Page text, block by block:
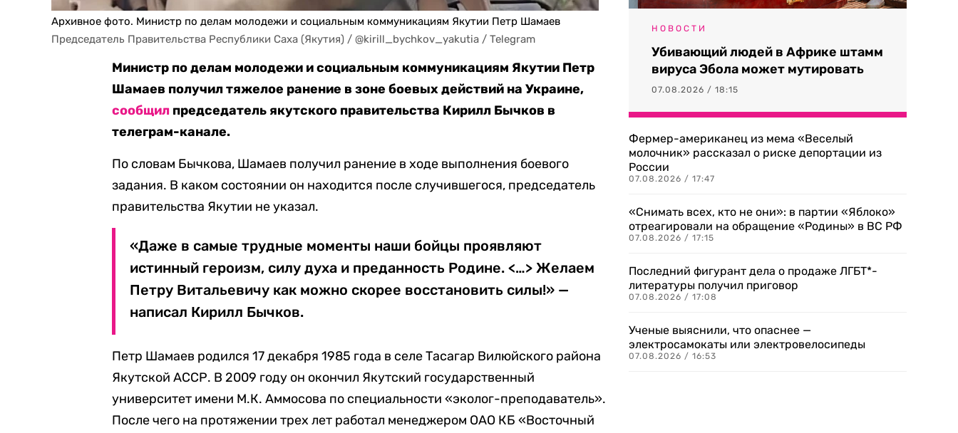
Архивное фото. Министр по делам молодежи и социальным коммуникациям Якутии Петр Шамаев
Председатель Правительства Республики Саха (Якутия) / @kirill_bychkov_yakutia / Telegram
Министр по делам молодежи и социальным коммуникациям Якутии Петр
Шамаев получил тяжелое ранение в зоне боевых действий на Украине,
сообщил председатель якутского правительства Кирилл Бычков в
телеграм-канале.
По словам Бычкова, Шамаев получил ранение в ходе выполнения боевого
задания. В каком состоянии он находится после случившегося, председатель
правительства Якутии не указал.
«Даже в самые трудные моменты наши бойцы проявляют
истинный героизм, силу духа и преданность Родине. <…> Желаем
Петру Витальевичу как можно скорее восстановить силы!» —
написал Кирилл Бычков.
Петр Шамаев родился 17 декабря 1985 года в селе Тасагар Вилюйского района
Якутской АССР. В 2009 году он окончил Якутский государственный
университет имени М.К. Аммосова по специальности «эколог-преподаватель».
После чего на протяжении трех лет работал менеджером ОАО КБ «Восточный
НОВОСТИ
Убивающий людей в Африке штамм
вируса Эбола может мутировать
07.08.2026 / 18:15
Фермер-американец из мема «Веселый
молочник» рассказал о риске депортации из
России
07.08.2026 / 17:47
«Снимать всех, кто не они»: в партии «Яблоко»
отреагировали на обращение «Родины» в ВС РФ
07.08.2026 / 17:15
Последний фигурант дела о продаже ЛГБТ*-
литературы получил приговор
07.08.2026 / 17:08
Ученые выяснили, что опаснее —
электросамокаты или электровелосипеды
07.08.2026 / 16:53